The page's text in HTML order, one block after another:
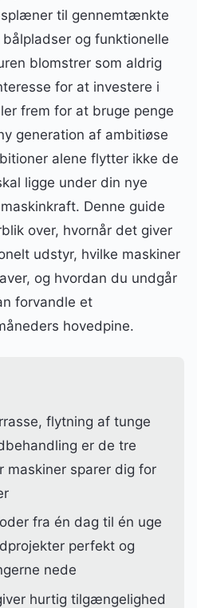
til gennemtænkte
og funktionelle
blomstrer som aldrig
for at investere i
frem for at bruge penge
generation af ambitiøse
alene flytter ikke de
ligge under din nye
Denne guide
over, hvornår det giver
udstyr, hvilke maskiner
og hvordan du undgår
forvandle et
hovedpine.
flytning af tunge
er de tre
maskiner sparer dig for
fra én dag til én uge
perfekt og
nede
hurtig tilgængelighed